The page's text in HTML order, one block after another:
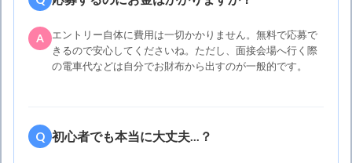
A
エントリー自体に費用は一切かかりません。無料で応募で
きるので安心してくださいね。ただし、面接会場へ行く際
の電車代などは自分でお財布から出すのが一般的です。
Q 初心者でも本当に大丈夫...？